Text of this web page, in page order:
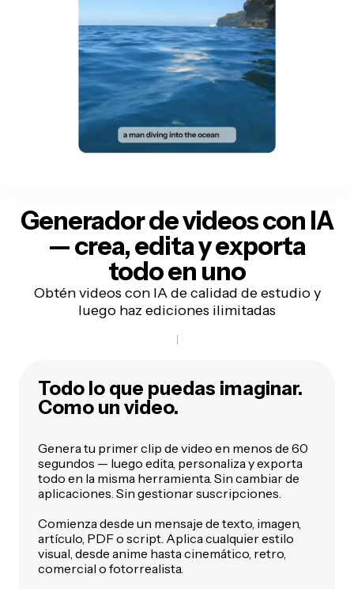
Generador de videos con IA
— crea, edita y exporta
todo en uno
Obtén videos con IA de calidad de estudio y
luego haz ediciones ilimitadas
Todo lo que puedas imaginar.
Como un video.
Genera tu primer clip de video en menos de 60
segundos — luego edita, personaliza y exporta
todo en la misma herramienta. Sin cambiar de
aplicaciones. Sin gestionar suscripciones.
Comienza desde un mensaje de texto, imagen,
artículo, PDF o script. Aplica cualquier estilo
visual, desde anime hasta cinemático, retro,
comercial o fotorrealista.